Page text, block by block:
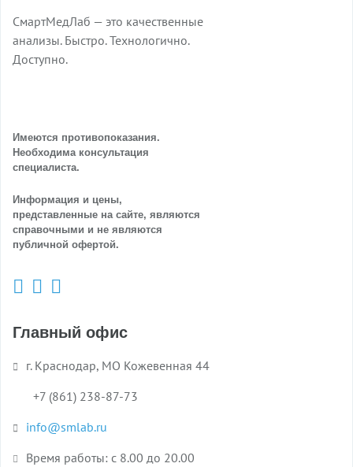
СмартМедЛаб — это качественные
анализы. Быстро. Технологично.
Доступно.
Имеются противопоказания.
Необходима консультация
специалиста.
Информация и цены,
представленные на сайте, являются
справочными и не являются
публичной офертой.
Главный офис
г. Краснодар, МО Кожевенная 44
+7 (861) 238-87-73
info@smlab.ru
Время работы: с 8.00 до 20.00